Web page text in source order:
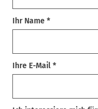
Ihr Name *
Ihre E-Mail *